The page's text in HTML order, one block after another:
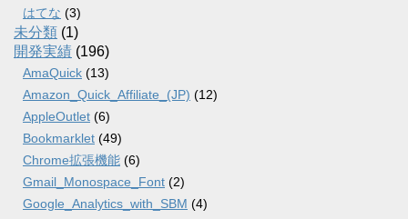
はてな (3)
未分類 (1)
開発実績 (196)
AmaQuick (13)
Amazon_Quick_Affiliate_(JP) (12)
AppleOutlet (6)
Bookmarklet (49)
Chrome拡張機能 (6)
Gmail_Monospace_Font (2)
Google_Analytics_with_SBM (4)